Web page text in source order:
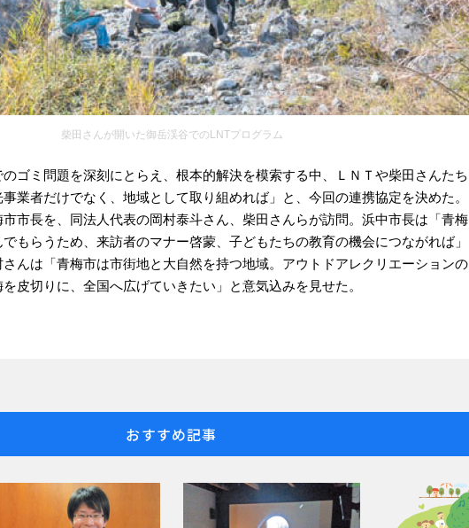
柴田さんが開いた御岳渓谷でのLNTプログラム
ゴミ問題を深刻にとらえ、根本的解決を模索する中、ＬＮＴや柴田さんたち
業者だけでなく、地域として取り組めれば」と、今回の連携協定を決めた。
市長を、同法人代表の岡村泰斗さん、柴田さんらが訪問。浜中市長は「青梅
もらうため、来訪者のマナー啓蒙、子どもたちの教育の機会につながれば」
んは「青梅市は市街地と大自然を持つ地域。アウトドアレクリエーションの
皮切りに、全国へ広げていきたい」と意気込みを見せた。
おすすめ記事